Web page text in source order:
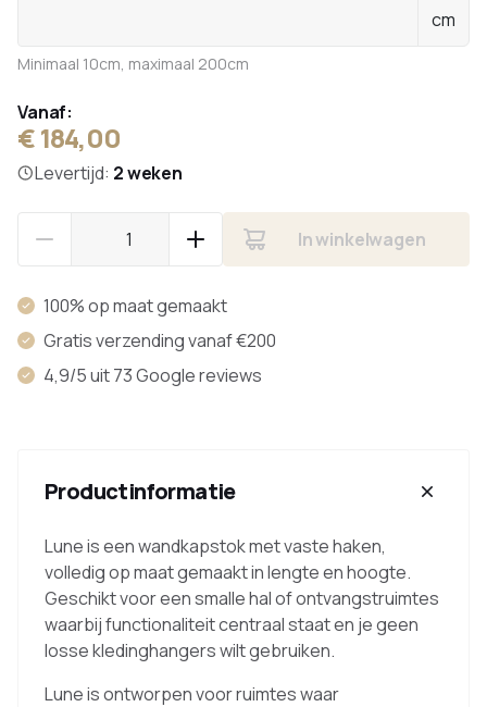
cm
Minimaal 10cm, maximaal 200cm
Vanaf:
€ 184,00
Levertijd: 2 weken
In winkelwagen
100% op maat gemaakt
Gratis verzending vanaf €200
4,9/5 uit 73 Google reviews
Productinformatie
Lune is een wandkapstok met vaste haken,
volledig op maat gemaakt in lengte en hoogte.
Geschikt voor een smalle hal of ontvangstruimtes
waarbij functionaliteit centraal staat en je geen
losse kledinghangers wilt gebruiken.
Lune is ontworpen voor ruimtes waar